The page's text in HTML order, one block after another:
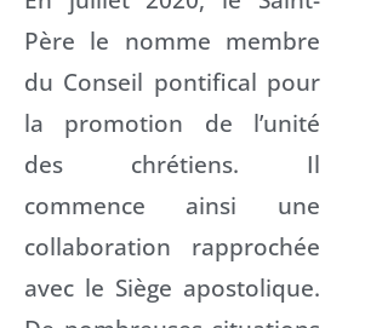
Père le nomme membre
du Conseil pontifical pour
la promotion de l’unité
des chrétiens. Il
commence ainsi une
collaboration rapprochée
avec le Siège apostolique.